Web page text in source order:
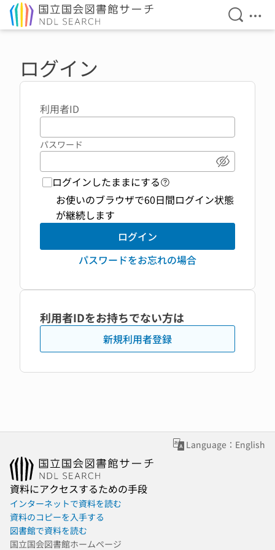
検索を
メ
ログイン
利用者ID
パスワード
パスワー
ログインしたままにする ログイン機能 ヘルプペ
お使いのブラウザで60日間ログイン状態
が継続します
ログイン
パスワードをお忘れの場合
利用者IDをお持ちでない方は
新規利用者登録
Language：English
資料にアクセスするための手段
インターネットで資料を読む
資料のコピーを入手する
図書館で資料を読む
国立国会図書館ホームページ